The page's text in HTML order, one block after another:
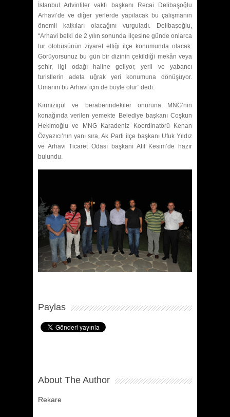
İstanbul Artvinliler vakfı başkanı Recai Delibaşoğlu
Arhavi’de ve diğer yerlerde yapılacak bu çalışmanın
önemli katkıları olacağını vurguladı. Delibaşoğlu,
“Arhavi belki de 2 yılın sonunda ilçesine günde onlarca
tur otobüsünün ziyaret ettiği ilçe konumunda olacak.
Görüyorsunuz bu gün bir dizinin çekildiği mekân veya
şehir, ilgi odağı haline geliyor, yerli ve yabancı
turistlerin adeta uğrak yeri konumuna dönüşüyor.
Umarım bu Arhavi için de böyle olur” dedi.
Kırmızıgül ve beraberindekiler onuruna MNG’nin
konağında verilen yemekte Belediye başkanı Coşkun
Hekimoğlu ve MNG Karadeniz Koordinatörü Kenan
Özyazıcı’nın yanı sıra, Ak Parti ilçe başkanı Ufuk Yıldız
ve Arhavi Ticaret Odası başkanı Atıf Kesim’de hazır
bulundu.
Paylas
About The Author
Rekare